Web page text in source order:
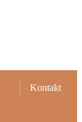
Kontakt